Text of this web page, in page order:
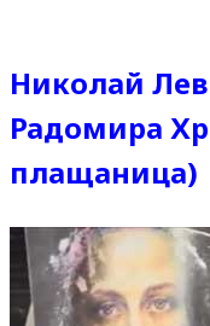
Николай
Радомира
плащаница)